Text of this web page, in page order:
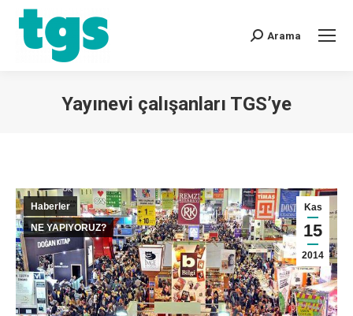
Arama
Yayınevi çalışanları TGS’ye
Kas
15
2014
Haberler
NE YAPIYORUZ?